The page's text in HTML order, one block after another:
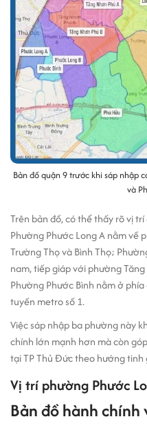
Bản đồ quận 9 trước khi sáp nhập
và
Trên bản đồ, có thể thấy rõ vị
Phường Phước Long A nằm về
Trường Thọ và Bình Thọ;
nam, tiếp giáp với phường
Phường Phước Bình nằm ở
tuyến metro số 1.
Việc sáp nhập ba phường này
chính lớn mạnh hơn mà còn
tại TP Thủ Đức theo hướng tinh
Vị trí phường Phước
Bản đồ hành